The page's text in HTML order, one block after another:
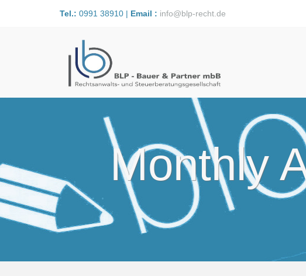
Tel.: 0991 38910 | Email : info@blp-recht.de
Monthly